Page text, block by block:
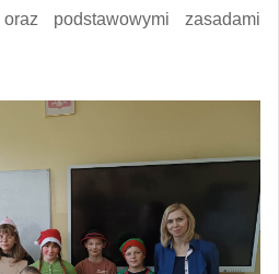
podstawowymi zasadami